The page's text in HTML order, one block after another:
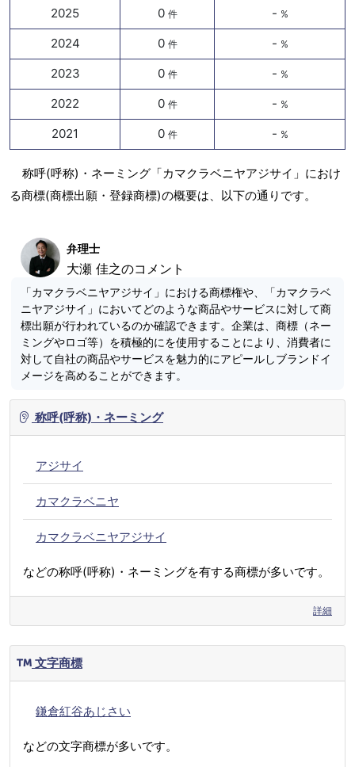
2025
0 件 - %
2024 0 件 - %
2023 0 件 - %
2022 0 件 - %
2021 0 件 - %
称呼(呼称)・ネーミング「カマクラベニヤアジサイ」におけ
る商標(商標出願・登録商標)の概要は、以下の通りです。
弁理士
大瀬 佳之のコメント
「カマクラベニヤアジサイ」における商標権や、「カマクラベ
ニヤアジサイ」においてどのような商品やサービスに対して商
標出願が行われているのか確認できます。企業は、商標（ネー
ミングやロゴ等）を積極的にを使用することにより、消費者に
対して自社の商品やサービスを魅力的にアピールしブランドイ
メージを高めることができます。
称呼(呼称)・ネーミング
アジサイ
カマクラベニヤ
カマクラベニヤアジサイ
などの称呼(呼称)・ネーミングを有する商標が多いです。
詳細
文字商標
鎌倉紅谷あじさい
などの文字商標が多いです。